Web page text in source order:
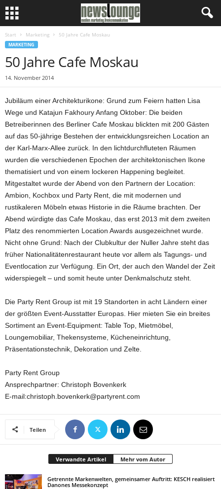
Start Marketing 50 Jahre Cafe Moskau
MARKETING
50 Jahre Cafe Moskau
14. November 2014
Jubiläum einer Architekturikone: Grund zum Feiern hatten Lisa
Wege und Katajun Fakhoury Anfang Oktober: Die beiden
Betreiberinnen des Berliner Cafe Moskau blickten mit 200 Gästen
auf das 50-jährige Bestehen der entwicklungsreichen Location an
der Karl-Marx-Allee zurück. In den lichtdurchfluteten Räumen
wurden die verschiedenen Epochen der architektonischen Ikone
thematisiert und von einem lockeren Happening begleitet.
Mitgestaltet wurde der Abend von den Partnern der Location:
Ambion, Kochbox und Party Rent, die mit modernen und
rustikaleren Möbeln etwas Historie in die Räume brachten. Der
Abend würdigte das Cafe Moskau, das erst 2013 mit dem zweiten
Platz des renommierten Location Awards ausgezeichnet wurde.
Nicht ohne Grund: Nach der Clubkultur der Nuller Jahre steht das
früher Nationalitätenrestaurant heute vor allem als Tagungs- und
Eventlocation zur Verfügung. Ein Ort, der auch den Wandel der Zeit
widerspiegelt – und somit heute unter Denkmalschutz steht.
Die Party Rent Group ist mit 19 Standorten in acht Ländern einer
der größten Event-Ausstatter Europas. Hier mieten Sie ein breites
Sortiment an Event-Equipment: Table Top, Mietmöbel,
Loungemobiliar, Thekensysteme, Kücheneinrichtung,
Präsentationstechnik, Dekoration und Zelte.
Party Rent Group
Ansprechpartner: Christoph Bovenkerk
E-mail:christoph.bovenkerk@partyrent.com
Teilen
Verwandte Artikel Mehr vom Autor
Getrennte Markenwelten, gemeinsamer Auftritt: KESCH realisiert
Danones Messekonzept